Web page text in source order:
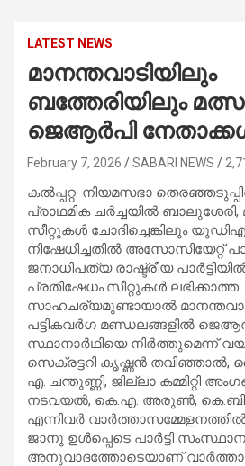
LATEST NEWS
മാനന്തവാടിയിലും
ബത്തേരിയിലും
ജെആര്‍പി
February 7, 2026 SABARI NEWS
കല്‍പ്പറ്റ: നിയമസഭാ
പ്രാഥമിക ചര്‍ച്ചയില്‍ ബാലുശേരി,
സീറ്റുകള്‍ ചോദിച്ചെങ്കിലും
നിഷേധിച്ചതില്‍ അസോസിയേറ്റ്
ജനാധിപത്യ രാഷ്ട്രീയ
പ്രതിഷേധം.സീറ്റുകള്‍ ലഭിക്കാത്ത
സാഹചര്യമുണ്ടായാല്‍
പട്ടികവര്‍ഗ മണ്ഡലങ്ങളില്‍
സ്ഥാനാര്‍ഥിയെ നിര്‍ത്തുമെന്ന്
സെക്രട്ടറി കൃഷ്ണന്‍
എ. ചന്തുണ്ണി, ജില്ലാ കമ്മിറ്റി
നടവയല്‍, കെ.എ. അരുണ്‍, കെ.ബി.
എന്നിവര്‍
ജാനു ഉള്‍പ്പെടെ പാര്‍ട്ടി
അനുവാദത്തോടെയാണ്